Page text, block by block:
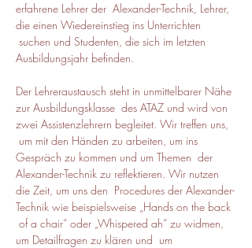
erfahrene Lehrer der  Alexander-Technik, Lehrer,
die einen Wiedereinstieg ins Unterrichten
suchen und Studenten, die sich im letzten
Ausbildungsjahr befinden.
Der Lehreraustausch steht in unmittelbarer Nähe
zur Ausbildungsklasse  des ATAZ und wird von
zwei Assistenzlehrern begleitet. Wir treffen uns,
um mit den Händen zu arbeiten, um ins
Gespräch zu kommen und um Themen  der
Alexander-Technik zu reflektieren. Wir nutzen
die Zeit, um uns den  Procedures der Alexander-
Technik wie beispielsweise „Hands on the back
of a chair“ oder „Whispered ah“ zu widmen,
um Detailfragen zu klären und  um